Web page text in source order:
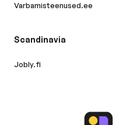
Varbamisteenused.ee
Scandinavia
Jobly.fi